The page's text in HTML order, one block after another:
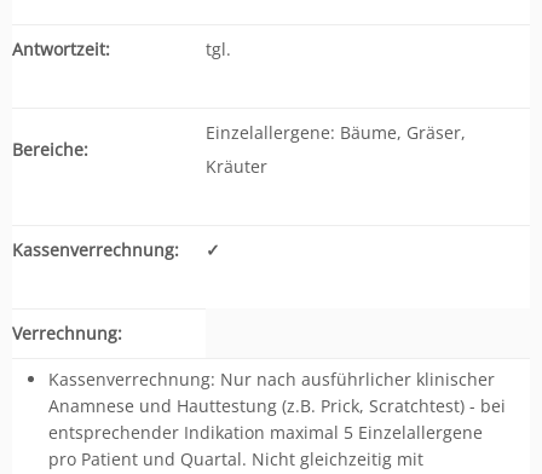
Antwortzeit: tgl.
Bereiche:
Einzelallergene: Bäume, Gräser,
Kräuter
Kassenverrechnung: ✓
Verrechnung:
Kassenverrechnung: Nur nach ausführlicher klinischer
Anamnese und Hauttestung (z.B. Prick, Scratchtest) - bei
entsprechender Indikation maximal 5 Einzelallergene
pro Patient und Quartal. Nicht gleichzeitig mit